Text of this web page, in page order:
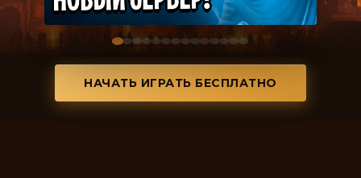
НАЧАТЬ ИГРАТЬ БЕСПЛАТНО